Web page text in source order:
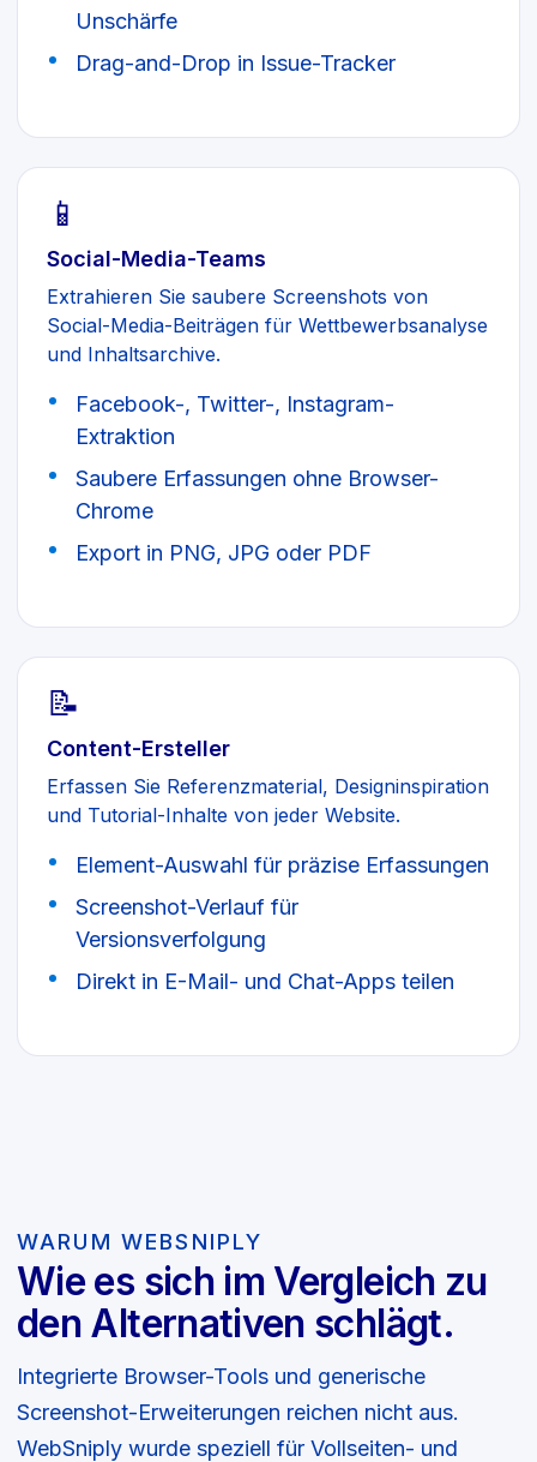
Unschärfe
Drag-and-Drop in Issue-Tracker
📱
Social-Media-Teams
Extrahieren Sie saubere Screenshots von
Social-Media-Beiträgen für Wettbewerbsanalyse
und Inhaltsarchive.
Facebook-, Twitter-, Instagram-
Extraktion
Saubere Erfassungen ohne Browser-
Chrome
Export in PNG, JPG oder PDF
📝
Content-Ersteller
Erfassen Sie Referenzmaterial, Designinspiration
und Tutorial-Inhalte von jeder Website.
Element-Auswahl für präzise Erfassungen
Screenshot-Verlauf für
Versionsverfolgung
Direkt in E-Mail- und Chat-Apps teilen
WARUM WEBSNIPLY
Wie es sich im Vergleich zu
den Alternativen schlägt.
Integrierte Browser-Tools und generische
Screenshot-Erweiterungen reichen nicht aus.
WebSniply wurde speziell für Vollseiten- und